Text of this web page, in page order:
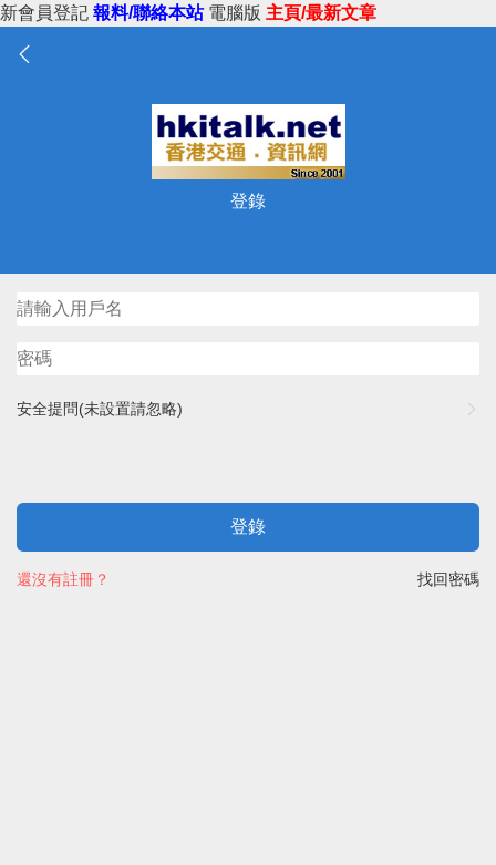
新會員登記 報料/聯絡本站 電腦版 主頁/最新文章
登錄
安全提問(未設置請忽略)
登錄
找回密碼
還沒有註冊？